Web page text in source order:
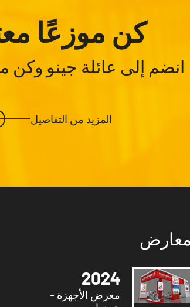
كن موزعًا
انضم إلى عائلة جينو وكن
المزيد من التفاصيل
2024
معرض الأجهزة -